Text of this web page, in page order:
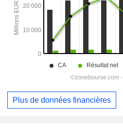
Plus de données financières